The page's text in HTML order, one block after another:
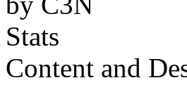
Content and